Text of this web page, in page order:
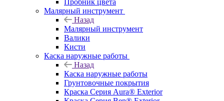
Пробник цвета
Малярный инструмент
Назад
Малярный инструмент
Валики
Кисти
Каска наружные работы
Назад
Каска наружные работы
Грунтовочные покрытия
Краска Серия Aura® Exterior